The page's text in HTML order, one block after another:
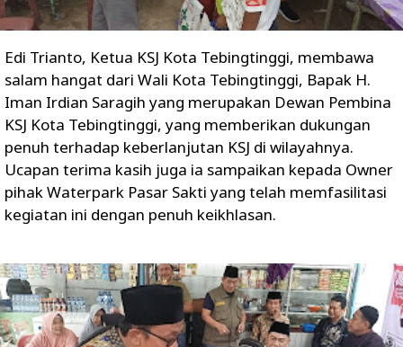
Edi Trianto, Ketua KSJ Kota Tebingtinggi, membawa
salam hangat dari Wali Kota Tebingtinggi, Bapak H.
Iman Irdian Saragih yang merupakan Dewan Pembina
KSJ Kota Tebingtinggi, yang memberikan dukungan
penuh terhadap keberlanjutan KSJ di wilayahnya.
Ucapan terima kasih juga ia sampaikan kepada Owner
pihak Waterpark Pasar Sakti yang telah memfasilitasi
kegiatan ini dengan penuh keikhlasan.